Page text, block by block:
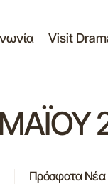
Visit
Πρόσφατα Νέα